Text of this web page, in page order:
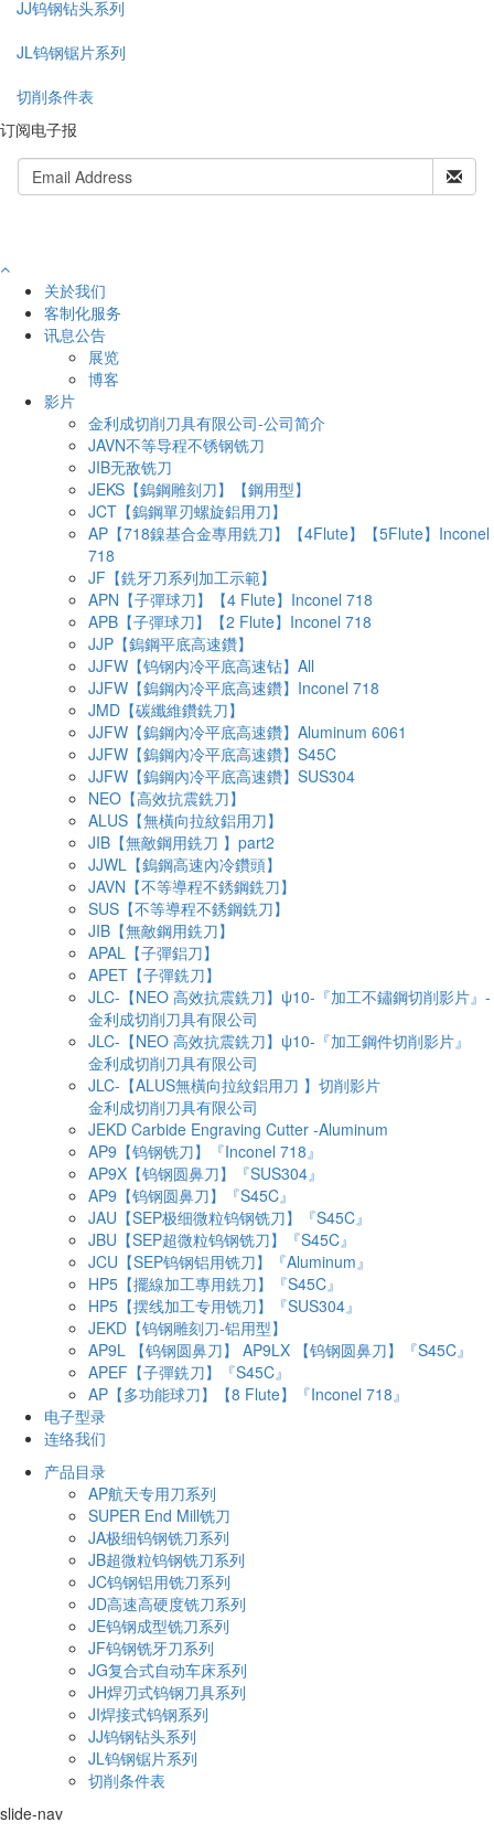
JJ钨钢钻头系列
JL钨钢锯片系列
切削条件表
订阅电子报
关於我们
客制化服务
讯息公告
展览
博客
影片
金利成切削刀具有限公司-公司简介
JAVN不等导程不锈钢铣刀
JIB无敌铣刀
JEKS【鎢鋼雕刻刀】【鋼用型】
JCT【鎢鋼單刃螺旋鋁用刀】
AP【718鎳基合金專用銑刀】【4Flute】【5Flute】Inconel
718
JF【銑牙刀系列加工示範】
APN【子彈球刀】【4 Flute】Inconel 718
APB【子彈球刀】【2 Flute】Inconel 718
JJP【鎢鋼平底高速鑽】
JJFW【钨钢内冷平底高速钻】All
JJFW【鎢鋼內冷平底高速鑽】Inconel 718
JMD【碳纖維鑽銑刀】
JJFW【鎢鋼內冷平底高速鑽】Aluminum 6061
JJFW【鎢鋼內冷平底高速鑽】S45C
JJFW【鎢鋼內冷平底高速鑽】SUS304
NEO【高效抗震銑刀】
ALUS【無橫向拉紋鋁用刀】
JIB【無敵鋼用銑刀 】part2
JJWL【鎢鋼高速內冷鑽頭】
JAVN【不等導程不銹鋼銑刀】
SUS【不等導程不銹鋼銑刀】
JIB【無敵鋼用銑刀】
APAL【子彈鋁刀】
APET【子彈銑刀】
JLC-【NEO 高效抗震銑刀】ψ10-『加工不鏽鋼切削影片』-
金利成切削刀具有限公司
JLC-【NEO 高效抗震銑刀】ψ10-『加工鋼件切削影片』
金利成切削刀具有限公司
JLC-【ALUS無橫向拉紋鋁用刀 】切削影片
金利成切削刀具有限公司
JEKD Carbide Engraving Cutter -Aluminum
AP9【钨钢铣刀】『Inconel 718』
AP9X【钨钢圆鼻刀】『SUS304』
AP9【钨钢圆鼻刀】『S45C』
JAU【SEP极细微粒钨钢铣刀】『S45C』
JBU【SEP超微粒钨钢铣刀】『S45C』
JCU【SEP钨钢铝用铣刀】『Aluminum』
HP5【擺線加工專用銑刀】『S45C』
HP5【摆线加工专用铣刀】『SUS304』
JEKD【钨钢雕刻刀-铝用型】
AP9L 【钨钢圆鼻刀】 AP9LX 【钨钢圆鼻刀】『S45C』
APEF【子彈銑刀】『S45C』
AP【多功能球刀】【8 Flute】『Inconel 718』
电子型录
连络我们
产品目录
AP航天专用刀系列
SUPER End Mill铣刀
JA极细钨钢铣刀系列
JB超微粒钨钢铣刀系列
JC钨钢铝用铣刀系列
JD高速高硬度铣刀系列
JE钨钢成型铣刀系列
JF钨钢铣牙刀系列
JG复合式自动车床系列
JH焊刃式钨钢刀具系列
JI焊接式钨钢系列
JJ钨钢钻头系列
JL钨钢锯片系列
切削条件表
slide-nav